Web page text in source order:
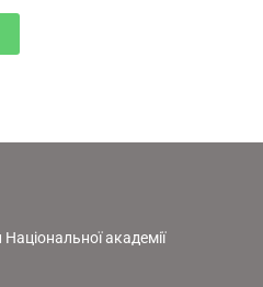
Національної академії